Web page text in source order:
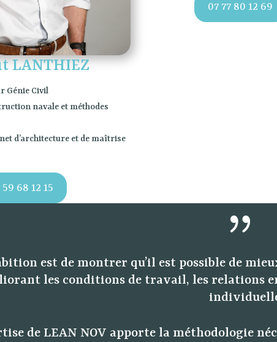
LANTHIEZ
Génie Civil
navale et méthodes
d’architecture et de maîtrise
68 12 15
07 77 80 12 69
{
est de montrer qu’il est possible de
les conditions de travail, les relations
de LEAN NOV apporte la méthodologie